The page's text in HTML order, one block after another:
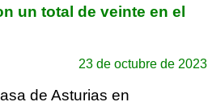
un total de veinte en el
23 de octubre de 2023
de Asturias en